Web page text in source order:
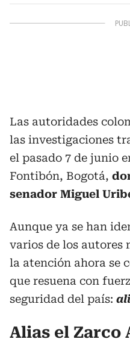
Las autoridades
las investigaciones
el pasado 7 de junio
Fontibón, Bogotá,
senador Miguel
Aunque ya se han
varios de los autores
la atención ahora se
que resuena con
seguridad del país:
Alias el Zarco